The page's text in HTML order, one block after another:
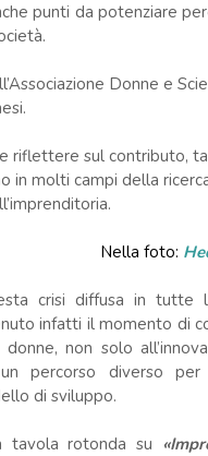
punti da potenziare
Donne e
riflettere sul contributo,
in molti campi della
Nella foto:
crisi diffusa in tutte
infatti il momento di
non solo
un percorso diverso per
di sviluppo.
tavola rotonda su